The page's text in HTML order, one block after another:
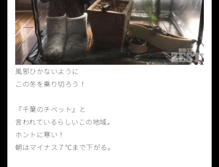
風邪ひかないように
この冬を乗り切ろう！
『千葉のチベット』と
言われているらしいこの地域。
ホントに寒い！
朝はマイナス７℃まで下がる。